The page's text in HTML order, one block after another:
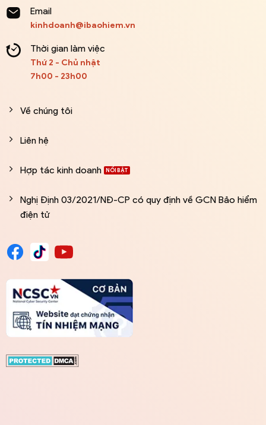
Email
kinhdoanh@ibaohiem.vn
Thời gian làm việc
Thứ 2 - Chủ nhật
7h00 - 23h00
Về chúng tôi
Liên hệ
Hợp tác kinh doanh
Nghị Định 03/2021/NĐ-CP có quy định về GCN Bảo hiểm
điện tử